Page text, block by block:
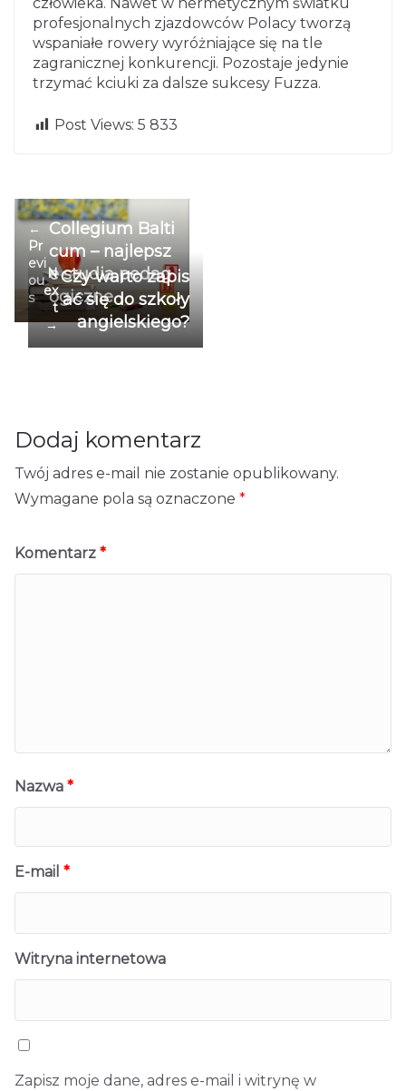
profesjonalnych zjazdowców Polacy tworzą
wspaniałe rowery wyróżniające się na tle
zagranicznej konkurencji. Pozostaje jedynie
trzymać kciuki za dalsze sukcesy Fuzza.
Post Views: 5 833
←
Pr
evi
ou
s
Collegium Balti
cum – najlepsz
e studia pedag
ogiczne
N
ex
t
→
Czy warto zapis
ać się do szkoły
angielskiego?
Dodaj komentarz
Twój adres e-mail nie zostanie opublikowany.
Wymagane pola są oznaczone *
Komentarz *
Nazwa *
E-mail *
Witryna internetowa
Zapisz moje dane, adres e-mail i witrynę w